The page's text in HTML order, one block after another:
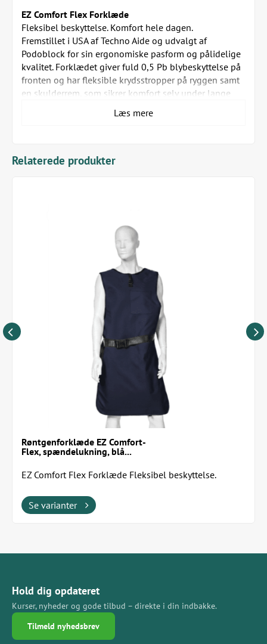
Str. 2XL
EZ Comfort Flex Forklæde
Fleksibel beskyttelse. Komfort hele dagen.
Fremstillet i USA af Techno Aide og udvalgt af
Podoblock for sin ergonomiske pasform og pålidelige
kvalitet. Forklædet giver fuld 0,5 Pb blybeskyttelse på
fronten og har fleksible krydsstropper på ryggen samt
en skulderrem, som sikrer komfort selv under lange
Det slidstærke nylonmateriale med sorte kanter giver
medfølger en strop til montering af passende
Slidstærkt nylonmateriale med sorte kanter
Inkluderer fastgørelsesstrop til valgfrit
skjoldbruskkirtelskjold
Mulighed for +10 cm ekstra længde (varenr:
MXRTACLACUST10CM)
Produceret i USA af Techno Aide
Størrelse | Brystmål / bredde | Længde | Vægt
Small | 88–97 cm / 55 cm | 90 cm | 4,0 kg
Medium | 98–107 cm / 58 cm | 95 cm | 4,5 kg
Large | 108–117 cm / 61 cm | 100 cm | 4,8 kg
XLarge | 118–127 cm / 64 cm | 105 cm | 5,5 kg
2XLarge | 128–137 cm / 67 cm | 110 cm | 6,0 kg
3XLarge | 138–147 cm / 70 cm | 115 cm | 7,0 kg
Læs mere
Relaterede produkter
Røntgenforklæde EZ Comfort-
Flex, spændelukning, blå...
EZ Comfort Flex Forklæde Fleksibel beskyttelse.
Se varianter
Hold dig opdateret
Kurser, nyheder og gode tilbud – direkte i din indbakke.
Tilmeld nyhedsbrev